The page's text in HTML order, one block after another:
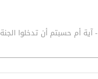
اقرأ وتدبر 807 - آية أم حسبتم أن تدخلوا الجنة